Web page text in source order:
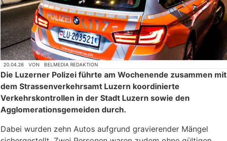
20.04.26 VON BELMEDIA REDAKTION
Die Luzerner Polizei führte am Wochenende zusammen mit
dem Strassenverkehrsamt Luzern koordinierte
Verkehrskontrollen in der Stadt Luzern sowie den
Agglomerationsgemeiden durch.
Dabei wurden zehn Autos aufgrund gravierender Mängel